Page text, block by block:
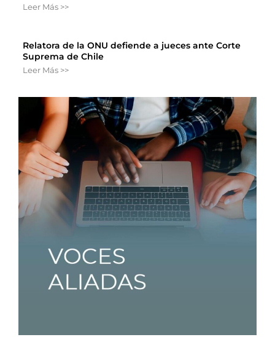
Leer Más >>
Relatora de la ONU defiende a jueces ante Corte
Suprema de Chile
Leer Más >>